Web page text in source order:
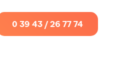
0 39 43 / 26 77 74